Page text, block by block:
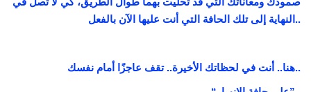
ا
النهاية إلى تلك الحافة التي أنت عليها الآن بالفعل..
هنا.. أنت في لحظاتك الأخيرة.. تقف عاجزًا أمام نفسك..